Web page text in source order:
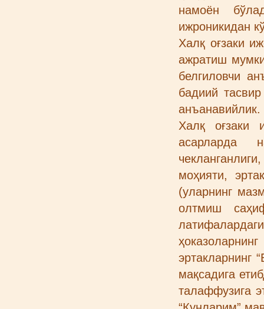
намоён
ижроникидан
Халқ оғзаки
ажратиш
белгиловчи
бадиий
анъанавийлик.
Халқ оғзаки
асарларда
моҳияти,
(уларнинг
олтмиш
эртакларнинг
мақсадига
талаффузига